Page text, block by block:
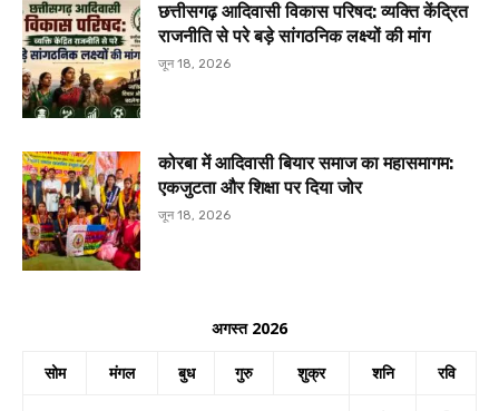
छत्तीसगढ़ आदिवासी विकास परिषद: व्यक्ति केंद्रित
राजनीति से परे बड़े सांगठनिक लक्ष्यों की मांग
जून 18, 2026
कोरबा में आदिवासी बियार समाज का महासमागम:
एकजुटता और शिक्षा पर दिया जोर
जून 18, 2026
अगस्त 2026
सोम मंगल बुध गुरु शुक्र शनि रवि